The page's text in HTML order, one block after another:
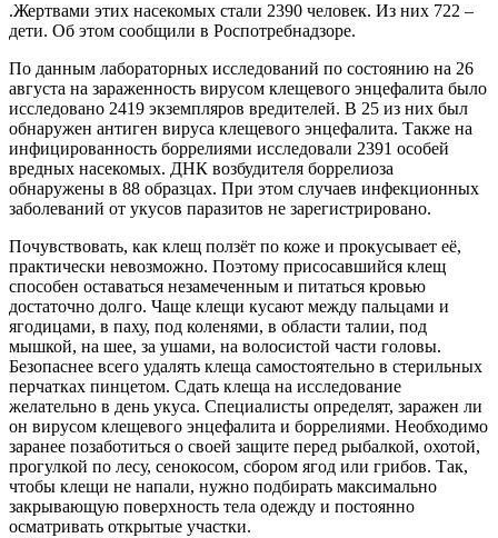
.Жертвами этих насекомых стали 2390 человек. Из них 722 –
дети. Об этом сообщили в Роспотребнадзоре.
По данным лабораторных исследований по состоянию на 26
августа на зараженность вирусом клещевого энцефалита было
исследовано 2419 экземпляров вредителей. В 25 из них был
обнаружен антиген вируса клещевого энцефалита. Также на
инфицированность боррелиями исследовали 2391 особей
вредных насекомых. ДНК возбудителя боррелиоза
обнаружены в 88 образцах. При этом случаев инфекционных
заболеваний от укусов паразитов не зарегистрировано.
Почувствовать, как клещ ползёт по коже и прокусывает её,
практически невозможно. Поэтому присосавшийся клещ
способен оставаться незамеченным и питаться кровью
достаточно долго. Чаще клещи кусают между пальцами и
ягодицами, в паху, под коленями, в области талии, под
мышкой, на шее, за ушами, на волосистой части головы.
Безопаснее всего удалять клеща самостоятельно в стерильных
перчатках пинцетом. Сдать клеща на исследование
желательно в день укуса. Специалисты определят, заражен ли
он вирусом клещевого энцефалита и боррелиями. Необходимо
заранее позаботиться о своей защите перед рыбалкой, охотой,
прогулкой по лесу, сенокосом, сбором ягод или грибов. Так,
чтобы клещи не напали, нужно подбирать максимально
закрывающую поверхность тела одежду и постоянно
осматривать открытые участки.